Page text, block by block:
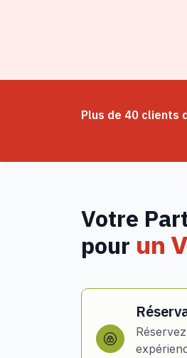
Plus de 40 clients
Votre
pour un